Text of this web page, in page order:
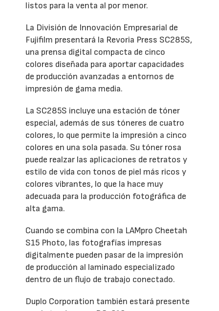
listos para la venta al por menor.
La División de Innovación Empresarial de
Fujifilm presentará la Revoria Press SC285S,
una prensa digital compacta de cinco
colores diseñada para aportar capacidades
de producción avanzadas a entornos de
impresión de gama media.
La SC285S incluye una estación de tóner
especial, además de sus tóneres de cuatro
colores, lo que permite la impresión a cinco
colores en una sola pasada. Su tóner rosa
puede realzar las aplicaciones de retratos y
estilo de vida con tonos de piel más ricos y
colores vibrantes, lo que la hace muy
adecuada para la producción fotográfica de
alta gama.
Cuando se combina con la LAMpro Cheetah
S15 Photo, las fotografías impresas
digitalmente pueden pasar de la impresión
de producción al laminado especializado
dentro de un flujo de trabajo conectado.
Duplo Corporation también estará presente